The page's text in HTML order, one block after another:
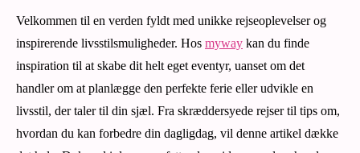
Velkommen til en verden fyldt med unikke rejseoplevelser og
inspirerende livsstilsmuligheder. Hos myway kan du finde
inspiration til at skabe dit helt eget eventyr, uanset om det
handler om at planlægge den perfekte ferie eller udvikle en
livsstil, der taler til din sjæl. Fra skræddersyede rejser til tips om,
hvordan du kan forbedre din dagligdag, vil denne artikel dække